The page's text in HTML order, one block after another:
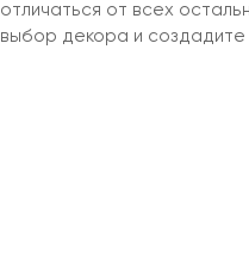
отличаться от всех
выбор декора и